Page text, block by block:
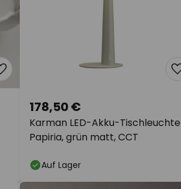
Karman LED-Akku-Tischleuchte
Papiria, grün matt, CCT
178,50 €
Auf Lager